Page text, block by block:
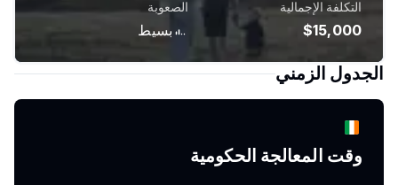
التكلفة الإجمالية
$15,000
الصعوبة
بسيط
الجدول الزمني
وقت المعالجة الحكومية